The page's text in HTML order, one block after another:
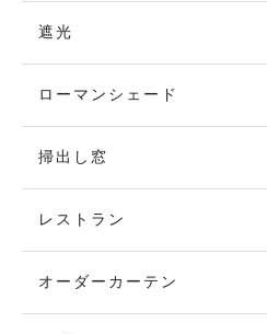
遮光
ローマンシェード
掃出し窓
レストラン
オーダーカーテン